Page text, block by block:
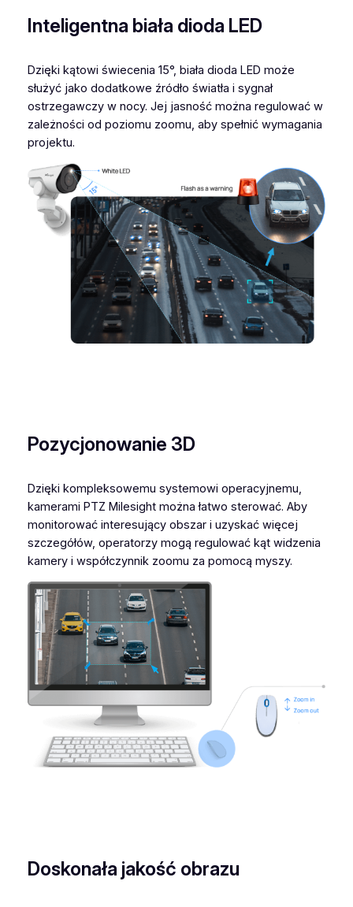
Inteligentna biała dioda LED
Dzięki kątowi świecenia 15°, biała dioda LED może
służyć jako dodatkowe źródło światła i sygnał
ostrzegawczy w nocy. Jej jasność można regulować w
zależności od poziomu zoomu, aby spełnić wymagania
projektu.
Pozycjonowanie 3D
Dzięki kompleksowemu systemowi operacyjnemu,
kamerami PTZ Milesight można łatwo sterować. Aby
monitorować interesujący obszar i uzyskać więcej
szczegółów, operatorzy mogą regulować kąt widzenia
kamery i współczynnik zoomu za pomocą myszy.
Doskonała jakość obrazu